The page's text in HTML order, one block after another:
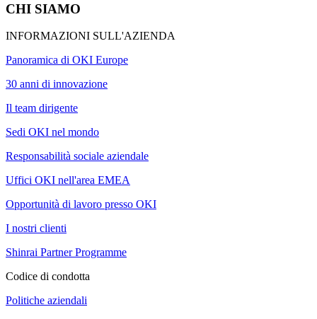
CHI SIAMO
INFORMAZIONI SULL'AZIENDA
Panoramica di OKI Europe
30 anni di innovazione
Il team dirigente
Sedi OKI nel mondo
Responsabilità sociale aziendale
Uffici OKI nell'area EMEA
Opportunità di lavoro presso OKI
I nostri clienti
Shinrai Partner Programme
Codice di condotta
Politiche aziendali